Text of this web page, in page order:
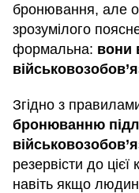
бронювання, але
зрозумілого
формальна: вони
Згідно з
бронюванню
резервісти до
навіть якщо